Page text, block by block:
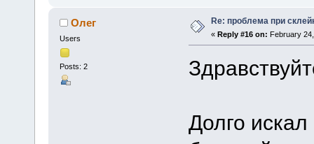
Олег
Users
Posts: 2
Re: проблема при
« Reply #16 on: February
Долго